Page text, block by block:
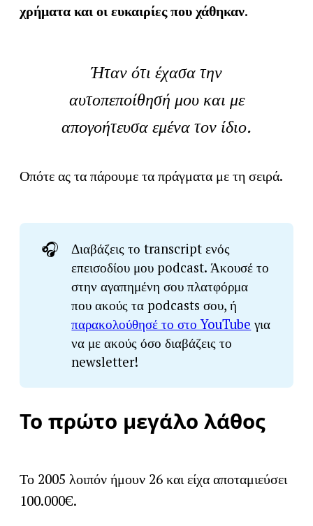
χρήματα και οι ευκαιρίες που χάθηκαν.
Ήταν ότι έχασα την
αυτοπεποίθησή μου και με
απογοήτευσα εμένα τον ίδιο.
Οπότε ας τα πάρουμε τα πράγματα με τη σειρά.
🎧
Διαβάζεις το transcript ενός
επεισοδίου μου podcast. Άκουσέ το
στην αγαπημένη σου πλατφόρμα
που ακούς τα podcasts σου, ή
παρακολούθησέ το στο YouTube για
να με ακούς όσο διαβάζεις το
newsletter!
Το πρώτο μεγάλο λάθος
Το 2005 λοιπόν ήμουν 26 και είχα αποταμιεύσει
100.000€.